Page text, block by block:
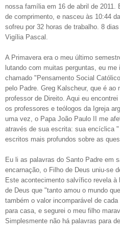
nossa família em 16 de abril de
de comprimento, e nasceu às 10:44
sofreu por 32 horas de trabalho. 8
Vigília Pascal.
A Primavera era o meu último
lutando com muitas perguntas, eu
chamado "Pensamento Social
pelo Padre. Greg Kalscheur, que é
professor de Direito. Aqui eu
os professores e teólogos da Igreja
uma vez, o Papa João Paulo II me
através de sua escrita: sua encíclica "
escritos mais profundos sobre as
Eu li as palavras do Santo Padre em
encarnação, o Filho de Deus uniu-se
Este acontecimento salvífico revela à
de Deus que "tanto amou o mundo
também o valor incomparável de
para casa, e segurei o meu filho
Simplesmente não há palavras para